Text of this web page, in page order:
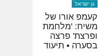
שמחות
"בימיו יבוא
גואל": ברכת
מזל טוב, מזל
טוב!